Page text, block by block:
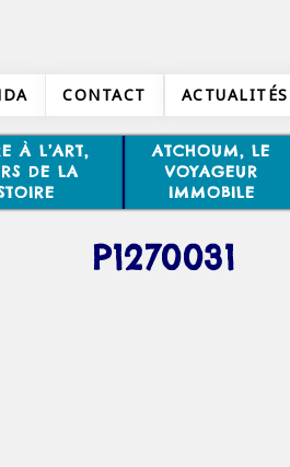
CONTACT ACTUALITÉS
À L’ART,
DE LA
ATCHOUM, LE
VOYAGEUR
IMMOBILE
P1270031